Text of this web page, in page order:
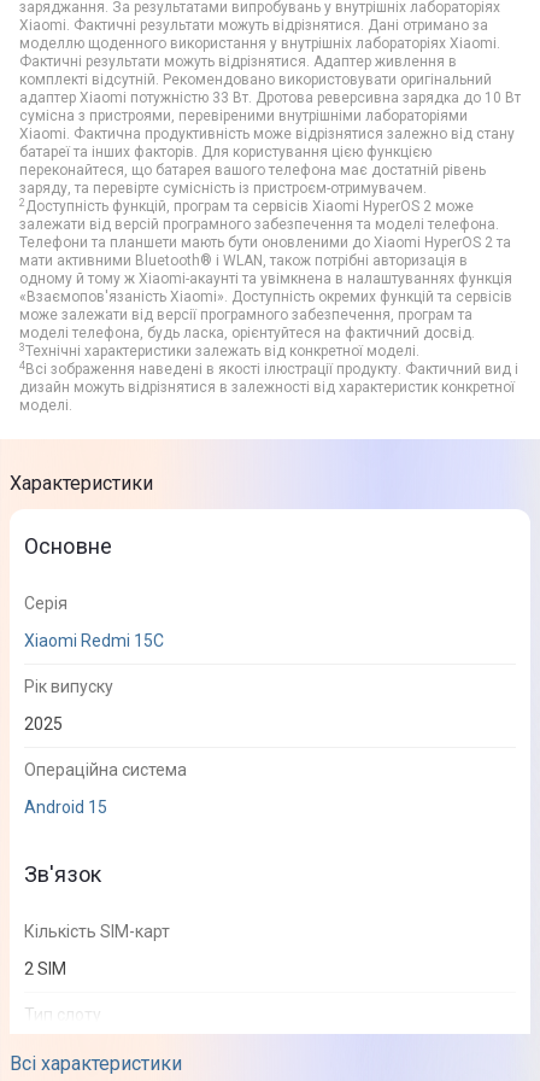
заряджання. За результатами випробувань у внутрішніх лабораторіях
Xiaomi. Фактичні результати можуть відрізнятися. Дані отримано за
моделлю щоденного використання у внутрішніх лабораторіях Xiaomi.
Фактичні результати можуть відрізнятися. Адаптер живлення в
комплекті відсутній. Рекомендовано використовувати оригінальний
адаптер Xiaomi потужністю 33 Вт. Дротова реверсивна зарядка до 10 Вт
сумісна з пристроями, перевіреними внутрішніми лабораторіями
Xiaomi. Фактична продуктивність може відрізнятися залежно від стану
батареї та інших факторів. Для користування цією функцією
переконайтеся, що батарея вашого телефона має достатній рівень
заряду, та перевірте сумісність із пристроєм-отримувачем.
2 Доступність функцій, програм та сервісів Xiaomi HyperOS 2 може
залежати від версій програмного забезпечення та моделі телефона.
Телефони та планшети мають бути оновленими до Xiaomi HyperOS 2 та
мати активними Bluetooth® і WLAN, також потрібні авторизація в
одному й тому ж Xiaomi-акаунті та увімкнена в налаштуваннях функція
«Взаємопов'язаність Xiaomi». Доступність окремих функцій та сервісів
може залежати від версії програмного забезпечення, програм та
моделі телефона, будь ласка, орієнтуйтеся на фактичний досвід.
3Технічні характеристики залежать від конкретної моделі.
4 Всі зображення наведені в якості ілюстрації продукту. Фактичний вид і
дизайн можуть відрізнятися в залежності від характеристик конкретної
моделі.
Характеристики
Всі характеристики
Основне
Серія
Xiaomi Redmi 15C
Рік випуску
2025
Операційна система
Android 15
Зв'язок
Кількість SIM-карт
2 SIM
Тип слоту
SIM + SIM or MicroSD